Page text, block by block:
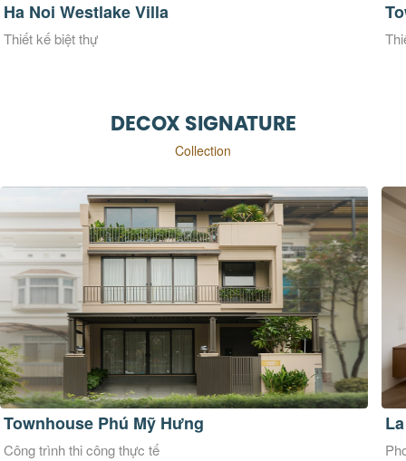
Townhouse Phú Mỹ Hưng
Thiết kế biệt thự
DECOX SIGNATURE
Collection
La Maison Douce
Phong cách thiết kế Đương đại